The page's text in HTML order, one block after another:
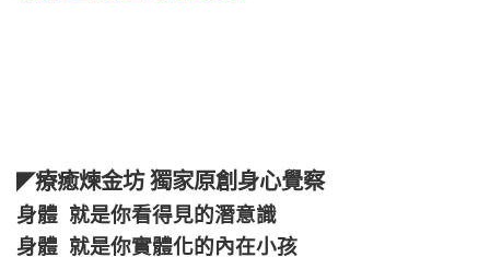
◤療癒煉金坊 獨家原創身心覺察
身體 就是你看得見的潛意識
身體 就是你實體化的內在小孩